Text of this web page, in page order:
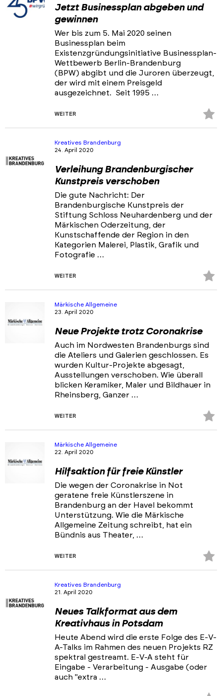
Jetzt Businessplan abgeben und
gewinnen
Wer bis zum 5. Mai 2020 seinen
Businessplan beim
Existenzgründungsinitiative Businessplan-
Wettbewerb Berlin-Brandenburg
(BPW) abgibt und die Juroren überzeugt,
der wird mit einem Preisgeld
ausgezeichnet. Seit 1995 …
WEITER
Kreatives Brandenburg
24. April 2020
Verleihung Brandenburgischer
Kunstpreis verschoben
Die gute Nachricht: Der
Brandenburgische Kunstpreis der
Stiftung Schloss Neuhardenberg und der
Märkischen Oderzeitung, der
Kunstschaffende der Region in den
Kategorien Malerei, Plastik, Grafik und
Fotografie …
WEITER
Märkische Allgemeine
23. April 2020
Neue Projekte trotz Coronakrise
Auch im Nordwesten Brandenburgs sind
die Ateliers und Galerien geschlossen. Es
wurden Kultur-Projekte abgesagt,
Ausstellungen verschoben. Wie überall
blicken Keramiker, Maler und Bildhauer in
Rheinsberg, Ganzer …
WEITER
Märkische Allgemeine
22. April 2020
Hilfsaktion für freie Künstler
Die wegen der Coronakrise in Not
geratene freie Künstlerszene in
Brandenburg an der Havel bekommt
Unterstützung. Wie die Märkische
Allgemeine Zeitung schreibt, hat ein
Bündnis aus Theater, …
WEITER
Kreatives Brandenburg
21. April 2020
Neues Talkformat aus dem
Kreativhaus in Potsdam
Heute Abend wird die erste Folge des E-V-
A-Talks im Rahmen des neuen Projekts RZ
spektral gestreamt. E-V-A steht für
Eingabe - Verarbeitung - Ausgabe (oder
auch "extra …